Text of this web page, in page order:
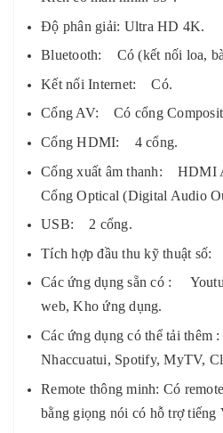
Độ phân giải: Ultra HD 4K.
Bluetooth: Có (kết nối loa,
Kết nối Internet: Có.
Cổng AV: Có cổng
Cổng HDMI: 4 cổng.
Cổng xuất âm thanh: HDMI
Cổng Optical (Digital Audio
USB: 2 cổng.
Tích hợp đầu thu kỹ thuật
Các ứng dụng sẵn có :
web, Kho ứng dụng.
Các ứng dụng có thể tải
Nhaccuatui, Spotify, MyTV,
Remote thông minh: Có
bằng giọng nói có hỗ trợ tiếng